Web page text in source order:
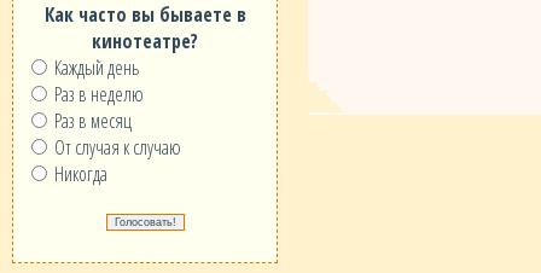
Как часто вы бываете в
кинотеатре?
Каждый день
Раз в неделю
Раз в месяц
От случая к случаю
Никогда